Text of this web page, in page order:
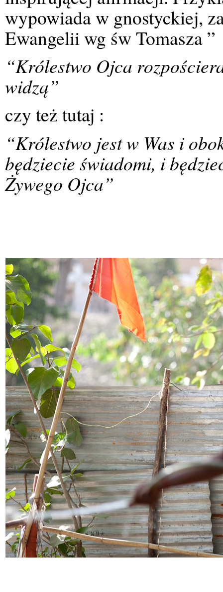
wypowiada w gnostyckiej,
Ewangelii wg św Tomasza ”
“Królestwo Ojca
widzą”
czy też tutaj :
“Królestwo jest w Was i
będziecie świadomi, i
Żywego Ojca”